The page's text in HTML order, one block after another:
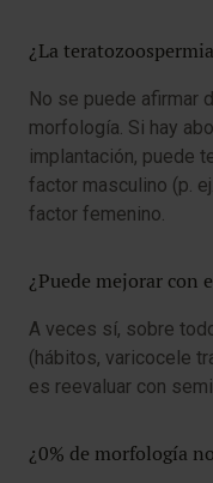
¿La
No se puede afirmar
morfología. Si hay
implantación, puede
factor masculino (p.
factor femenino.
¿Puede mejorar con
A veces sí, sobre
(hábitos, varicocele
es reevaluar con
¿0% de morfología